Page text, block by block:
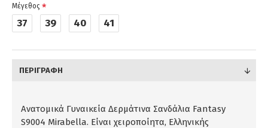
Μέγεθος
37 39 40 41
ΠΕΡΙΓΡΑΦΉ
Ανατομικά Γυναικεία Δερμάτινα Σανδάλια Fantasy
S9004 Mirabella. Είναι χειροποίητα, Ελληνικής